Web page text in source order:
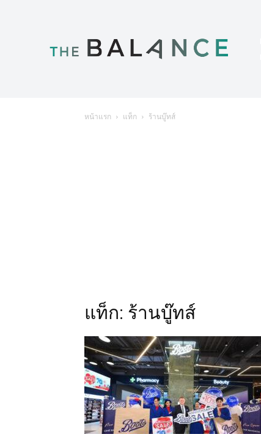
หน้าแรก แท็ก ร้านบู๊ทส์
แท็ก: ร้านบู๊ทส์